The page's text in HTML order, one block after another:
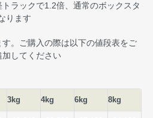
ラックで1.2倍、通常のボックスタ
ります
。ご購入の際は以下の値段表をご
してください